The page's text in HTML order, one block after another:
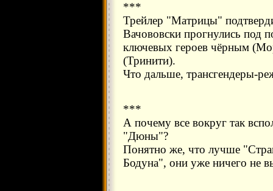
***
Трейлер "Матрицы"
Вачововски прогнулись под
ключевых героев чёрным
(Тринити).
Что дальше, трансгендеры-
***
А почему все вокруг так
"Дюны"?
Понятно же, что лучше
Бодуна", они уже ничего не